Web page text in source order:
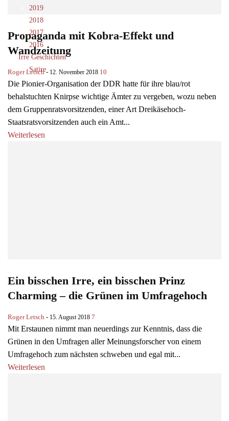
2019
2018
2017
2016
Irre Geschichten
Satire
Propaganda mit Kobra-Effekt und
Wandzeitung
Roger Letsch - 12. November 2018 10
Die Pionier-Organisation der DDR hatte für ihre blau/rot
behalstuchten Knirpse wichtige Ämter zu vergeben, wozu neben
dem Gruppenratsvorsitzenden, einer Art Dreikäsehoch-
Staatsratsvorsitzenden auch ein Amt...
Weiterlesen
Ein bisschen Irre, ein bisschen Prinz
Charming – die Grünen im Umfragehoch
Roger Letsch - 15. August 2018 7
Mit Erstaunen nimmt man neuerdings zur Kenntnis, dass die
Grünen in den Umfragen aller Meinungsforscher von einem
Umfragehoch zum nächsten schweben und egal mit...
Weiterlesen